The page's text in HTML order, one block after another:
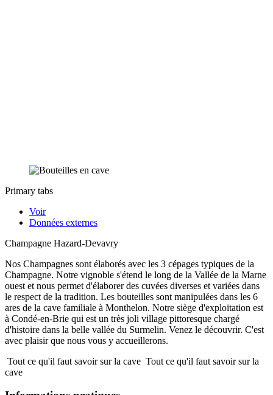
Primary tabs
Voir
Données externes
Champagne Hazard-Devavry
Nos Champagnes sont élaborés avec les 3 cépages typiques de la
Champagne. Notre vignoble s'étend le long de la Vallée de la Marne
ouest et nous permet d'élaborer des cuvées diverses et variées dans
le respect de la tradition. Les bouteilles sont manipulées dans les 6
ares de la cave familiale à Monthelon. Notre siège d'exploitation est
à Condé-en-Brie qui est un très joli village pittoresque chargé
d'histoire dans la belle vallée du Surmelin. Venez le découvrir. C'est
avec plaisir que nous vous y accueillerons.
Tout ce qu'il faut savoir sur la cave Tout ce qu'il faut savoir sur la
cave